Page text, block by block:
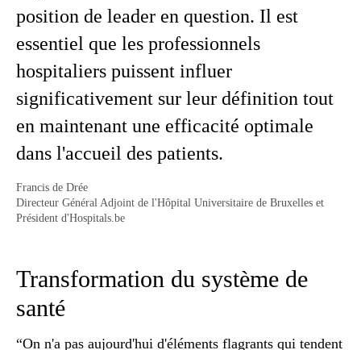
position de leader en question. Il est
essentiel que les professionnels
hospitaliers puissent influer
significativement sur leur définition tout
en maintenant une efficacité optimale
dans l'accueil des patients.
Francis de Drée
Directeur Général Adjoint de l'Hôpital Universitaire de Bruxelles et
Président d'Hospitals.be
Transformation du système de
santé
“On n'a pas aujourd'hui d'éléments flagrants qui tendent